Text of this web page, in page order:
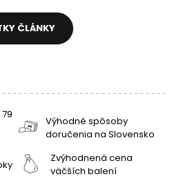
ČLÁNKY
Výhodné spôsoby
doručenia na Slovensko
Zvýhodnená cena
väčších balení